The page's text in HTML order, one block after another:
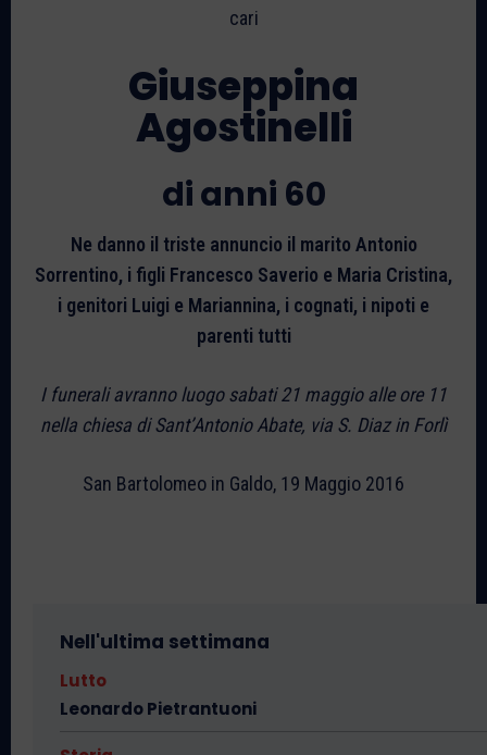
cari
Giuseppina
Agostinelli
di anni 60
Ne danno il triste annuncio il marito Antonio
Sorrentino, i figli Francesco Saverio e Maria Cristina,
i genitori Luigi e Mariannina, i cognati, i nipoti e
parenti tutti
I funerali avranno luogo sabati 21 maggio alle ore 11
nella chiesa di Sant’Antonio Abate, via S. Diaz in Forlì
San Bartolomeo in Galdo, 19 Maggio 2016
Nell'ultima settimana
Lutto
Leonardo Pietrantuoni